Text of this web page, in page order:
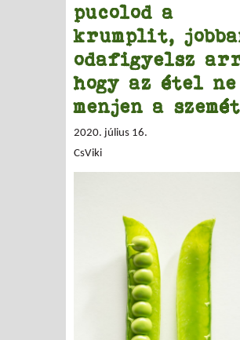
pucolod a
krumplit,
odafigyelsz
hogy az étel ne
menjen a
2020. július 16.
CsViki